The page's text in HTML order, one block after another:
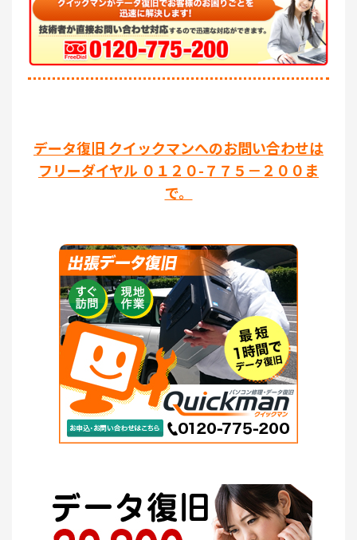
データ復旧 クイックマンへのお問い合わせは
フリーダイヤル ０１２０-７７５－２００ま
で。